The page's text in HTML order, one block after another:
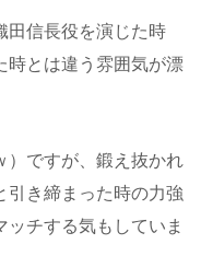
田信長役を演じた時
時とは違う雰囲気が漂
）ですが、鍛え抜かれ
引き締まった時の力強
チする気もしていま